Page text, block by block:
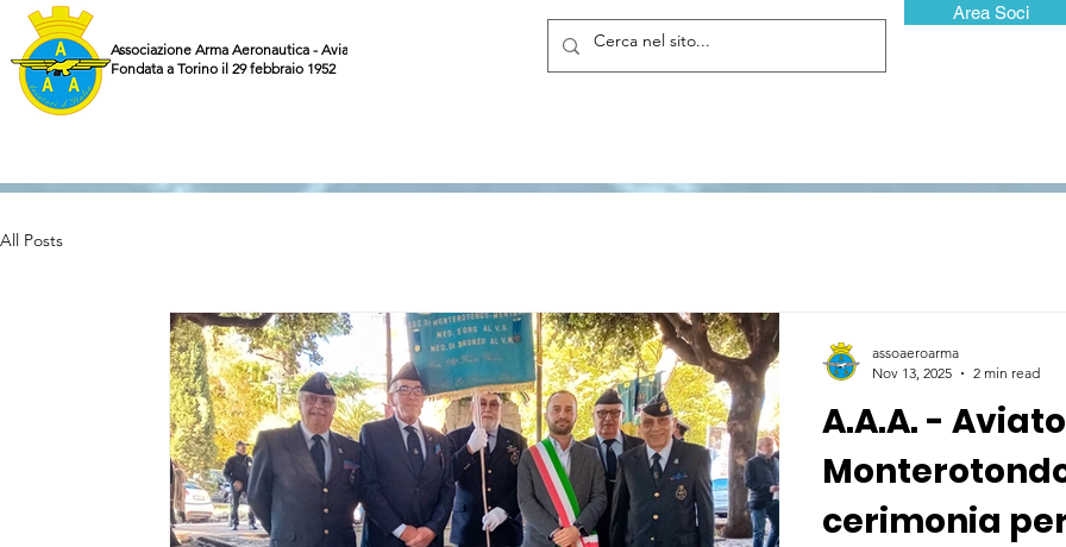
Associazione Arma Aeronautica - Aviatori d'Italia ETS
Fondata a Torino il 29 febbraio 1952
Area Soci
All Posts
A.A.A. -
cerimonia
assoaeroarma
Nov 13, 2025
2 min read